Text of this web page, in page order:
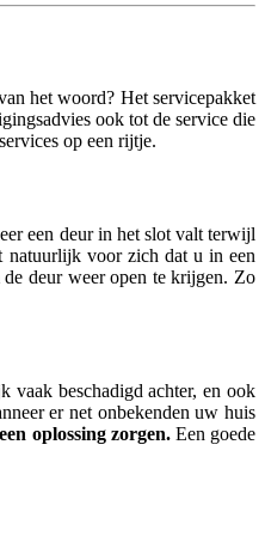
het woord? Het servicepakket
ook tot de service die
op een rijtje.
een deur in het slot valt terwijl
natuurlijk voor zich dat u in een
deur weer open te krijgen. Zo
vaak beschadigd achter, en ook
er net onbekenden uw huis
oplossing zorgen.Een goede